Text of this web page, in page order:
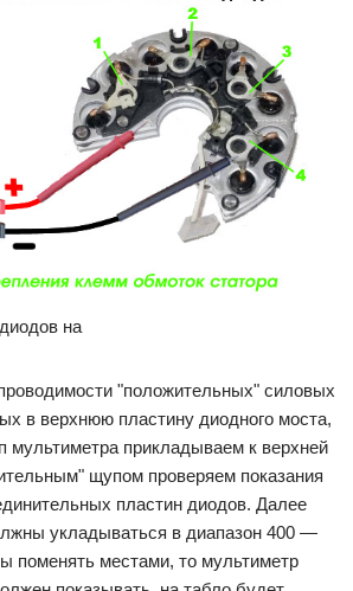
на
"положительных" силовых
в верхнюю пластину диодного моста,
мультиметра прикладываем к верхней
щупом проверяем показания
пластин диодов. Далее
укладываться в диапазон 400 —
поменять местами, то мультиметр